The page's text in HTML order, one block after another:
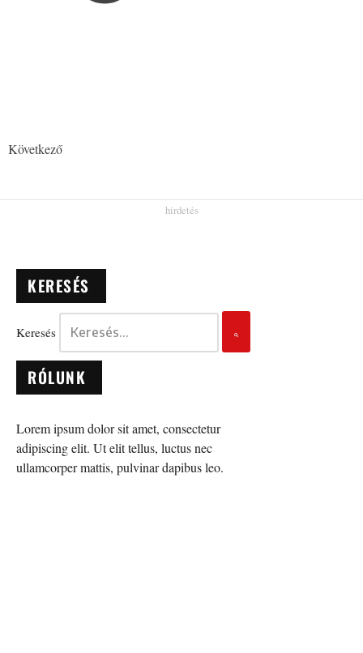
Következő
KERESÉS
Keresés
RÓLUNK
Lorem ipsum dolor sit amet, consectetur
adipiscing elit. Ut elit tellus, luctus nec
ullamcorper mattis, pulvinar dapibus leo.